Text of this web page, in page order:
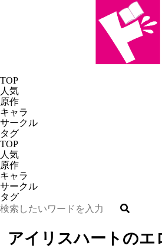
TOP
人気
原作
キャラ
サークル
タグ
TOP
人気
原作
キャラ
サークル
タグ
アイリスハートのエ